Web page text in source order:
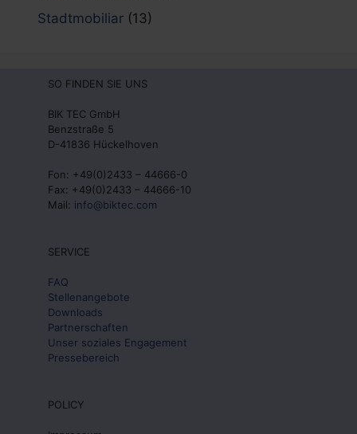
Stadtmobiliar (13)
SO FINDEN SIE UNS
BIK TEC GmbH
Benzstraße 5
D-41836 Hückelhoven
Fon: +49(0)2433 – 44666-0
Fax: +49(0)2433 – 44666-10
Mail: info@biktec.com
SERVICE
FAQ
Stellenangebote
Downloads
Partnerschaften
Unser soziales Engagement
Pressebereich
POLICY